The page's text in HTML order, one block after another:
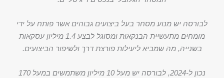
לבורסה יש מנוע מסחר בעל ביצועים גבוהים אשר פותח על ידי
מומחים מתעשיית הבנקאות ומסוגל לבצע 1.4 מיליון עסקאות
בשנייה, מה שמביא ליעילות פורצת דרך ולשיפור הביצועים.
נכון ל-2024, לבורסה יש מעל 10 מיליון משתמשים במעל 170